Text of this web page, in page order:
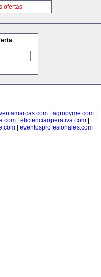
ofertas
| agropyme.com|
| eficienciaoperativa.com|
eventosprofesionales.com